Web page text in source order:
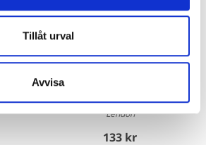
Tillåt urval
Avvisa
Jonna Bruce & Sara Larsson
Lendon
133 kr